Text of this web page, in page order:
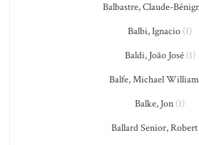
Balbastre, Claude-
Balbi, Ignacio (1)
Baldi, João José(1)
Balfe, Michael William
Balke, Jon (1)
Ballard Senior, Robert